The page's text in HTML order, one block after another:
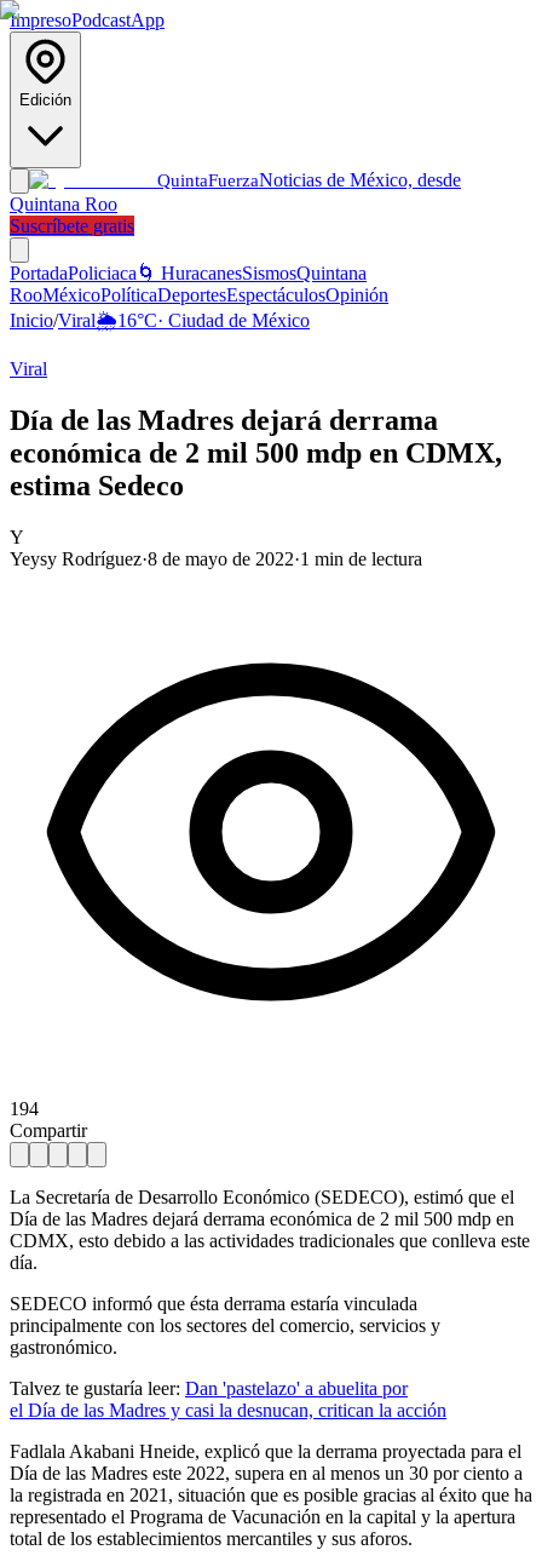
ImpresoPodcastApp
Edición
QuintaFuerzaNoticias de México, desde
Quintana Roo
Suscríbete gratis
PortadaPoliciaca 🌀 HuracanesSismosQuintana
RooMéxicoPolíticaDeportesEspectáculosOpinión
Inicio/Viral🌦️16°C· Ciudad de México
Viral
Día de las Madres dejará derrama
económica de 2 mil 500 mdp en CDMX,
estima Sedeco
Y
Yeysy Rodríguez·8 de mayo de 2022·1 min de lectura
194
Compartir
La Secretaría de Desarrollo Económico (SEDECO), estimó que el
Día de las Madres dejará derrama económica de 2 mil 500 mdp en
CDMX, esto debido a las actividades tradicionales que conlleva este
día.
SEDECO informó que ésta derrama estaría vinculada
principalmente con los sectores del comercio, servicios y
gastronómico.
Talvez te gustaría leer: Dan 'pastelazo' a abuelita por
el Día de las Madres y casi la desnucan, critican la acción
Fadlala Akabani Hneide, explicó que la derrama proyectada para el
Día de las Madres este 2022, supera en al menos un 30 por ciento a
la registrada en 2021, situación que es posible gracias al éxito que ha
representado el Programa de Vacunación en la capital y la apertura
total de los establecimientos mercantiles y sus aforos.